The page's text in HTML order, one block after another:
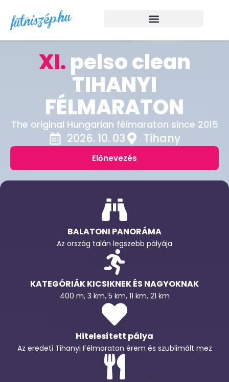
XI.pelso clean
TIHANYI
FÉLMARATON
The original Hungarian félmaraton since 2015
2026. 10. 03 Tihany
Előnevezés
BALATONI PANORÁMA
Az ország talán legszebb pályája
KATEGÓRIÁK KICSIKNEK ÉS NAGYOKNAK
400 m, 3 km, 5 km, 11 km, 21 km
Hitelesített pálya
Az eredeti Tihanyi Félmaraton érem és szublimált mez